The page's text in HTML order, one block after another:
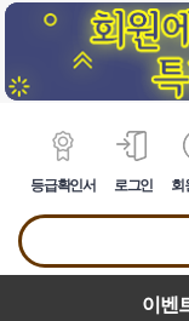
등급확인서 로그인 회
이벤